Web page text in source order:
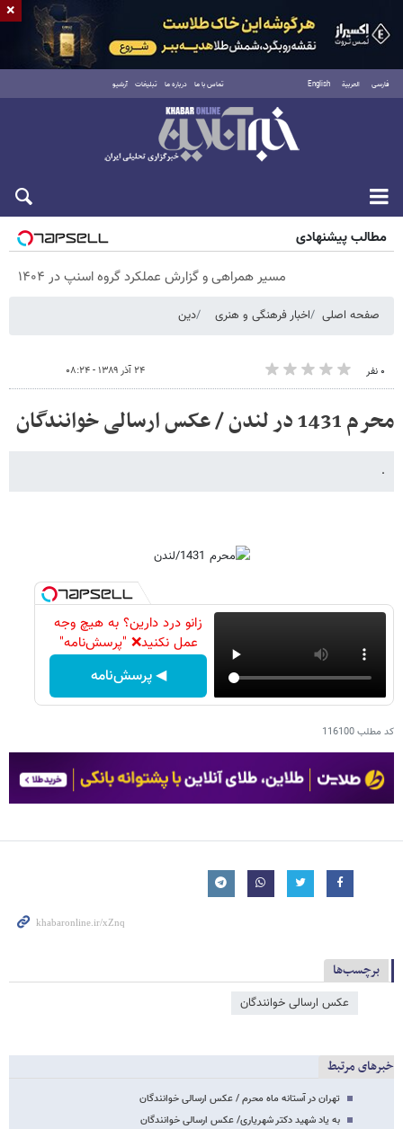
فارسی العربية English تماس با ما درباره ما تبلیغات آرشیو
پنجشنبه ۱۵ مرداد ۱۴۰۵
مطالب پیشنهادی
مسیر همراهی و گزارش عملکرد گروه اسنپ در ۱۴۰۴
صفحه اصلی اخبار فرهنگی و هنری دین
۰ نفر ۲۴ آذر ۱۳۸۹ - ۰۸:۲۴
محرم 1431 در لندن / عکس ارسالی خوانندگان
.
زانو درد دارین؟ به هیچ وجه
عمل نکنید❌ "پرسش‌نامه"
◀ پرسش‌نامه
کد مطلب116100
برچسب‌ها
عکس ارسالی خوانندگان
خبرهای مرتبط
تهران در آستانه ماه محرم / عکس ارسالی خوانندگان
به یاد شهید دکتر شهریاری/ عکس ارسالی خوانندگان
×